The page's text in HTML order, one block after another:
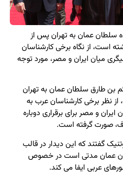
سلطان عمان به تهران پس از
است، از نگاه برخی کارشناسان
میان ایران و مصر، مورد توجه
بن طارق سلطان عمان به تهران
نظر برخی کارشناسان عرب به
و مصر برای برقراری دوباره
صورت گرفته است.
گفتند که این دیدار در قالب
عمان مدتی است در خصوص
عربی ایفا می کند.